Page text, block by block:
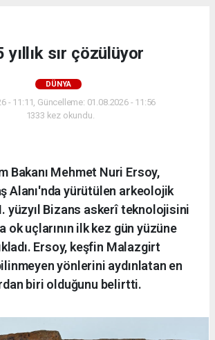
yıllık sır çözülüyor
DÜNYA
- 11:11, Güncelleme: 01.08.2026 - 11:56
1333 kez okundu.
Bakanı Mehmet Nuri Ersoy,
Alanı'nda yürütülen arkeolojik
yüzyıl Bizans askerî teknolojisini
ok uçlarının ilk kez gün yüzüne
Ersoy, keşfin Malazgirt
yönlerini aydınlatan en
biri olduğunu belirtti.